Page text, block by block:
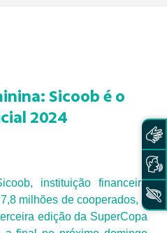
Sicoob é o
2024
instituição financeira
milhões de cooperados, é
edição da SuperCopa